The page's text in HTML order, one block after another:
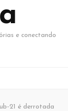
e conectando
21 é derrotada